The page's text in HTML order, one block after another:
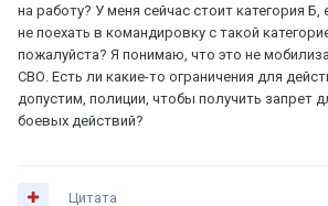
на работу? У меня сейчас стоит категория Б,
не поехать в командировку с такой
пожалуйста? Я понимаю, что это не
СВО. Есть ли какие-то ограничения для
допустим, полиции, чтобы получить запрет
боевых действий?
Цитата